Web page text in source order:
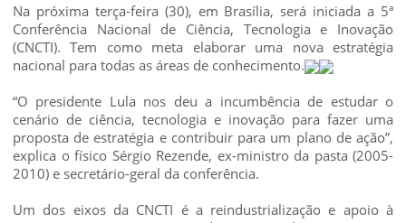
Na próxima terça-feira (30), em Brasília, será iniciada a 5ª
Conferência Nacional de Ciência, Tecnologia e Inovação
(CNCTI). Tem como meta elaborar uma nova estratégia
nacional para todas as áreas de conhecimento.
“O presidente Lula nos deu a incumbência de estudar o
cenário de ciência, tecnologia e inovação para fazer uma
proposta de estratégia e contribuir para um plano de ação”,
explica o físico Sérgio Rezende, ex-ministro da pasta (2005-
2010) e secretário-geral da conferência.
Um dos eixos da CNCTI é a reindustrialização e apoio à